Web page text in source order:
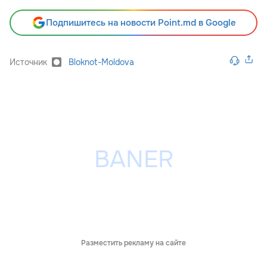
Подпишитесь на новости Point.md в Google
Источник Bloknot-Moldova
Разместить рекламу на сайте